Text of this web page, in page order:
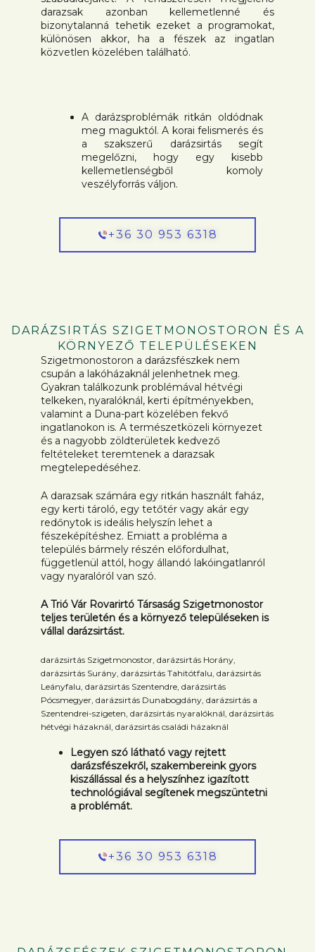
darazsak azonban kellemetlenné és
bizonytalanná tehetik ezeket a programokat,
különösen akkor, ha a fészek az ingatlan
közvetlen közelében található.
A darázsproblémák ritkán oldódnak
meg maguktól. A korai felismerés és
a szakszerű darázsirtás segít
megelőzni, hogy egy kisebb
kellemetlenségből komoly
veszélyforrás váljon.
+36 30 953 6318
DARÁZSIRTÁS SZIGETMONOSTORON ÉS A
KÖRNYEZŐ TELEPÜLÉSEKEN
Szigetmonostoron a darázsfészkek nem
csupán a lakóházaknál jelenhetnek meg.
Gyakran találkozunk problémával hétvégi
telkeken, nyaralóknál, kerti építményekben,
valamint a Duna-part közelében fekvő
ingatlanokon is. A természetközeli környezet
és a nagyobb zöldterületek kedvező
feltételeket teremtenek a darazsak
megtelepedéséhez.
A darazsak számára egy ritkán használt faház,
egy kerti tároló, egy tetőtér vagy akár egy
redőnytok is ideális helyszín lehet a
fészeképítéshez. Emiatt a probléma a
település bármely részén előfordulhat,
függetlenül attól, hogy állandó lakóingatlanról
vagy nyaralóról van szó.
A Trió Vár Rovarirtó Társaság Szigetmonostor
teljes területén és a környező településeken is
vállal darázsirtást.
darázsirtás Szigetmonostor, darázsirtás Horány,
darázsirtás Surány, darázsirtás Tahitótfalu, darázsirtás
Leányfalu, darázsirtás Szentendre, darázsirtás
Pócsmegyer, darázsirtás Dunabogdány, darázsirtás a
Szentendrei-szigeten, darázsirtás nyaralóknál, darázsirtás
hétvégi házaknál, darázsirtás családi házaknál
Legyen szó látható vagy rejtett
darázsfészekről, szakembereink gyors
kiszállással és a helyszínhez igazított
technológiával segítenek megszüntetni
a problémát.
+36 30 953 6318